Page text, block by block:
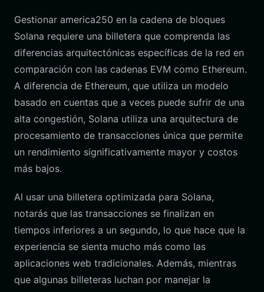
Gestionar america250 en la cadena de bloques
Solana requiere una billetera que comprenda las
diferencias arquitectónicas específicas de la red en
comparación con las cadenas EVM como Ethereum.
A diferencia de Ethereum, que utiliza un modelo
basado en cuentas que a veces puede sufrir de una
alta congestión, Solana utiliza una arquitectura de
procesamiento de transacciones única que permite
un rendimiento significativamente mayor y costos
más bajos.
Al usar una billetera optimizada para Solana,
notarás que las transacciones se finalizan en
tiempos inferiores a un segundo, lo que hace que la
experiencia se sienta mucho más como las
aplicaciones web tradicionales. Además, mientras
que algunas billeteras luchan por manejar la